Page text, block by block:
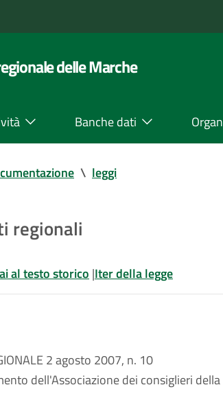
delle Marche
Banche dati
\ leggi
regionali
al testo storico |Iter della legge
2 agosto 2007, n. 10
dell'Associazione dei consiglieri